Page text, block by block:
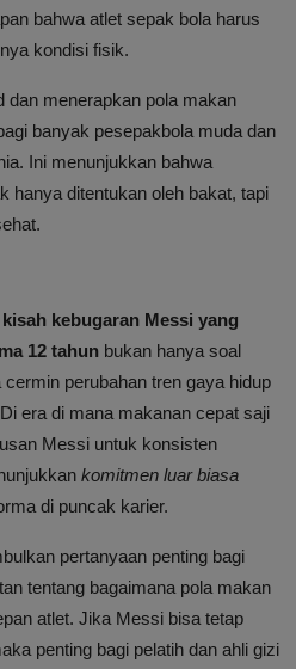
bahwa atlet sepak bola harus
kondisi fisik.
dan menerapkan pola makan
banyak pesepakbola muda dan
Ini menunjukkan bahwa
hanya ditentukan oleh bakat, tapi
kisah kebugaran Messi yang
12 tahun bukan hanya soal
perubahan tren gaya hidup
era di mana makanan cepat saji
Messi untuk konsisten
komitmen luar biasa
di puncak karier.
pertanyaan penting bagi
tentang bagaimana pola makan
atlet. Jika Messi bisa tetap
penting bagi pelatih dan ahli gizi